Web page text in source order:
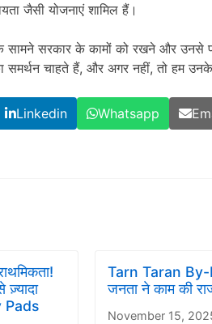
जैसी योजनाएं शामिल हैं।
सामने सरकार के कामों को रखने और उनसे
समर्थन चाहते हैं, और अगर नहीं, तो हम
Linkedin Whatsapp
Pads
Tarn Taran By-
जनता ने काम की
November 15,